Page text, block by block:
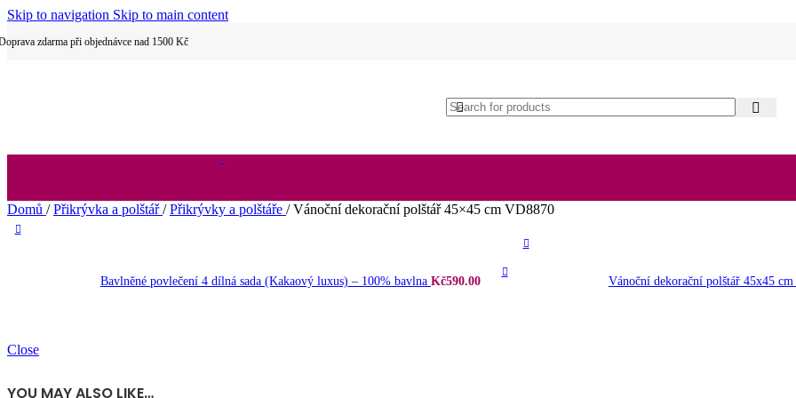
Skip to navigation Skip to main content
zdarma při objednávce nad 1500 Kč
Dětské povlečení
Domů / Přikrývka a polštář/ Přikrývky a polštáře / Vánoční dekorační polštář 45×45 cm VD8870
Bavlněné povlečení 4 dílná sada (Kakaový luxus) – 100% bavlna Kč590.00 Vánoční dekorační polštář 45x45
Close
YOU MAY ALSO LIKE…